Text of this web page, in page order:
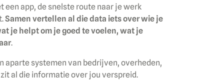
app, de snelste route naar je werk
Samen vertellen al die data iets over wie je
je helpt om je goed te voelen, wat je
.
aparte systemen van bedrijven, overheden,
al die informatie over jou verspreid.